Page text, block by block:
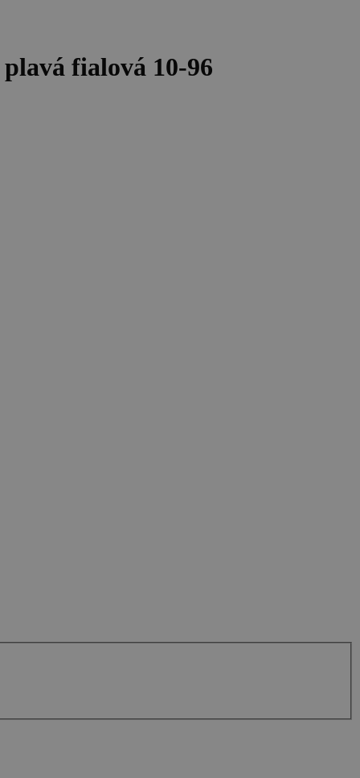
fialová 10-96